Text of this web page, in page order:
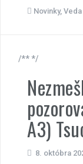
Novinky,
/** */
A3)
8. októbra